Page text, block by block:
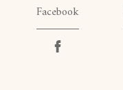
Facebook